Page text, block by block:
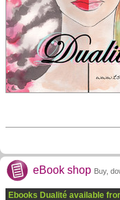
eBook shop Buy,
Ebooks Dualité available